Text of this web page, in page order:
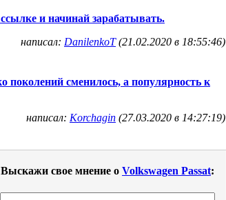
и начинай зарабатывать.
написал: DanilenkoT(21.02.2020 в 18:55:46)
поколений сменилось, а популярность к
написал: Korchagin (27.03.2020 в 14:27:19)
Выскажи свое мнение о Volkswagen Passat: